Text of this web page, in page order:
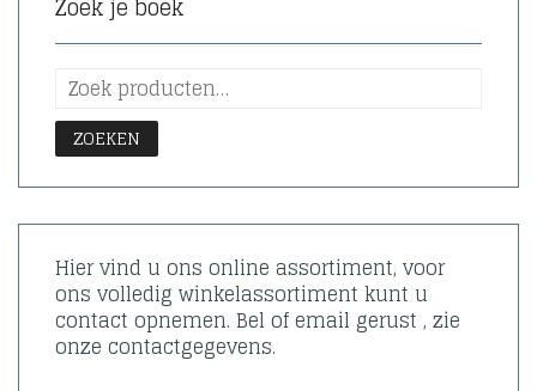
ZOEKEN
Hier vind u ons online assortiment, voor
ons volledig winkelassortiment kunt u
contact opnemen. Bel of email gerust , zie
onze contactgegevens.